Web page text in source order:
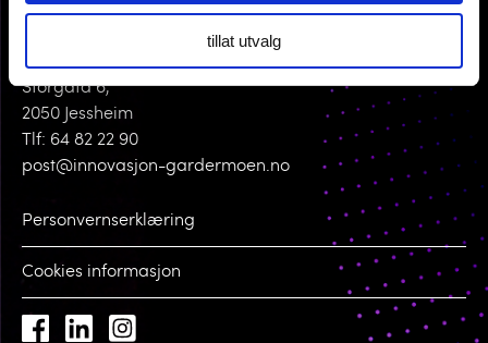
tillat utvalg
Storgata 6,
2050 Jessheim
Tlf: 64 82 22 90
post@innovasjon-gardermoen.no
Personvernserklæring
Cookies informasjon